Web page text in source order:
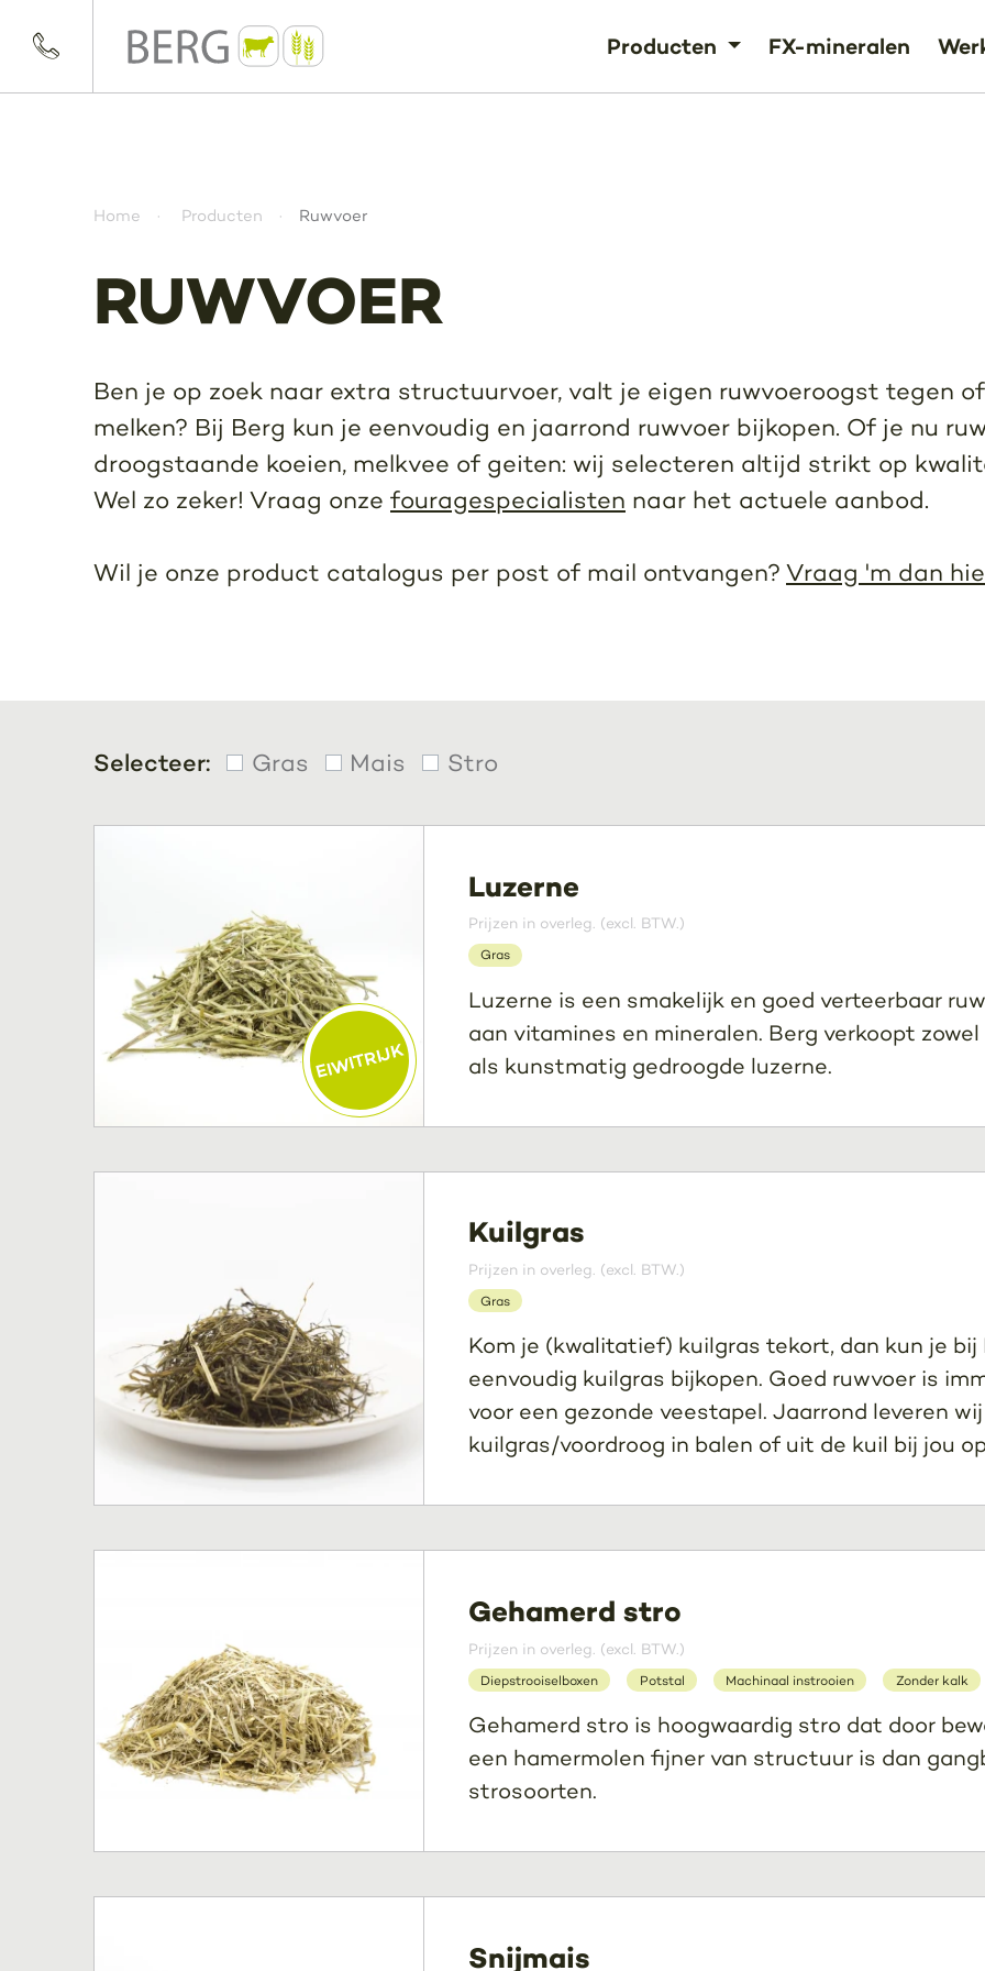
Producten FX-mineralen
Home Producten Ruwvoer
RUWVOER
Ben je op zoek naar extra structuurvoer, valt je eigen ruwvoeroogst tegen
melken? Bij Berg kun je eenvoudig en jaarrond ruwvoer bijkopen. Of je nu
droogstaande koeien, melkvee of geiten: wij selecteren altijd strikt op
Wel zo zeker! Vraag onze fouragespecialisten naar het actuele aanbod.
Wil je onze product catalogus per post of mail ontvangen? Vraag 'm dan
Selecteer: Gras Mais Stro
EIWITRIJK
Luzerne
Prijzen in overleg. (excl. BTW.)
Gras
Luzerne is een smakelijk en goed verteerbaar
aan vitamines en mineralen. Berg verkoopt
als kunstmatig gedroogde luzerne.
Kuilgras
Prijzen in overleg. (excl. BTW.)
Gras
Kom je (kwalitatief) kuilgras tekort, dan kun je bij
eenvoudig kuilgras bijkopen. Goed ruwvoer is
voor een gezonde veestapel. Jaarrond leveren wij
kuilgras/voordroog in balen of uit de kuil bij jou
Gehamerd stro
Prijzen in overleg. (excl. BTW.)
Diepstrooiselboxen Potstal Machinaal instrooien Zonder kalk
Gehamerd stro is hoogwaardig stro dat door
een hamermolen fijner van structuur is dan
strosoorten.
Snijmais